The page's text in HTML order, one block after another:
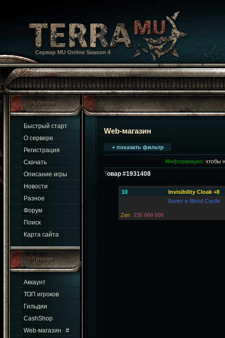
Сервер MU Online Season 4
MuOnline
Быстрый старт
О сервере
Регистрация
Скачать
Описание игры
Новости
Разное
Форум
Поиск
Карта сайта
Игрокам
Аккаунт
ТОП игроков
Гильдии
CashShop
Web-магазин
#
Web-магазин
+ показать фильтр
Информация: чтобы
Товар #1931408
10
Invisibility Cloak +8
Билет в Blood Castle
Zen 230 000 000